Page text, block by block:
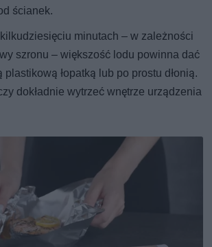
ścianek.
minutach – w zależności
szronu – większość lodu powinna dać
plastikową łopatką lub po prostu dłonią.
dokładnie wytrzeć wnętrze urządzenia